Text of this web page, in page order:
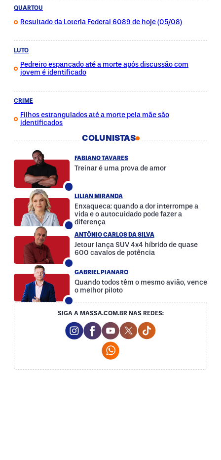
QUARTOU
Resultado da Loteria Federal 6089 de hoje (05/08)
LUTO
Pedreiro espancado até a morte após discussão com
jovem é identificado
CRIME
Filhos estrangulados até a morte pela mãe são
identificados
COLUNISTAS
FABIANO TAVARES
Treinar é uma prova de amor
LILIAN MIRANDA
Enxaqueca: quando a dor interrompe a
vida e o autocuidado pode fazer a
diferença
ANTÔNIO CARLOS DA SILVA
Jetour lança SUV 4x4 híbrido de quase
600 cavalos de potência
GABRIEL PIANARO
Quando todos têm o mesmo avião, vence
o melhor piloto
SIGA A MASSA.COM.BR NAS REDES:
Instagram Social Media
Facebook Social Media
Youtube Social Media
Twitter Social Media
Tiktok Social